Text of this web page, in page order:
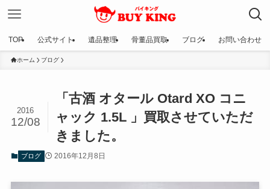
TOP 公式サイト 遺品整理 骨董品買取 ブログ お問い合わせ
ホーム ブログ
「古酒 オタール Otard XO コニ
ャック 1.5L 」買取させていただ
きました。
2016
12/08
ブログ 2016年12月8日